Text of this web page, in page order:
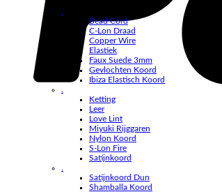
.
Bead Cord
C-Lon Draad
Copper Wire
Elastiek
Faux Suede 3mm
Gevlochten Koord
Ibiza Elastisch Koord
.
Ketting
Leer
Love Lint
Miyuki Rijggaren
Nylon Koord
S-Lon Fire
Satijnkoord
.
Satijnkoord Dun
Shamballa Koord